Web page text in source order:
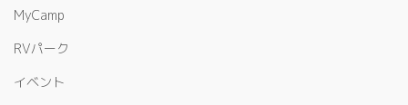
MyCamp
RVパーク
イベント